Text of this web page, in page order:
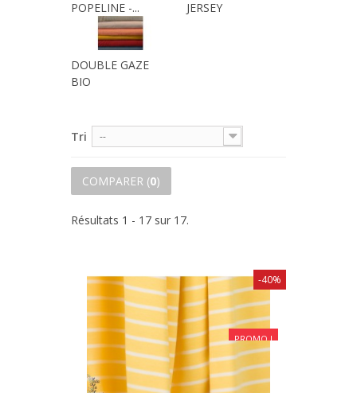
POPELINE -...
JERSEY
DOUBLE GAZE
BIO
Tri --
COMPARER (0)
Résultats 1 - 17 sur 17.
PROMO !
-40%